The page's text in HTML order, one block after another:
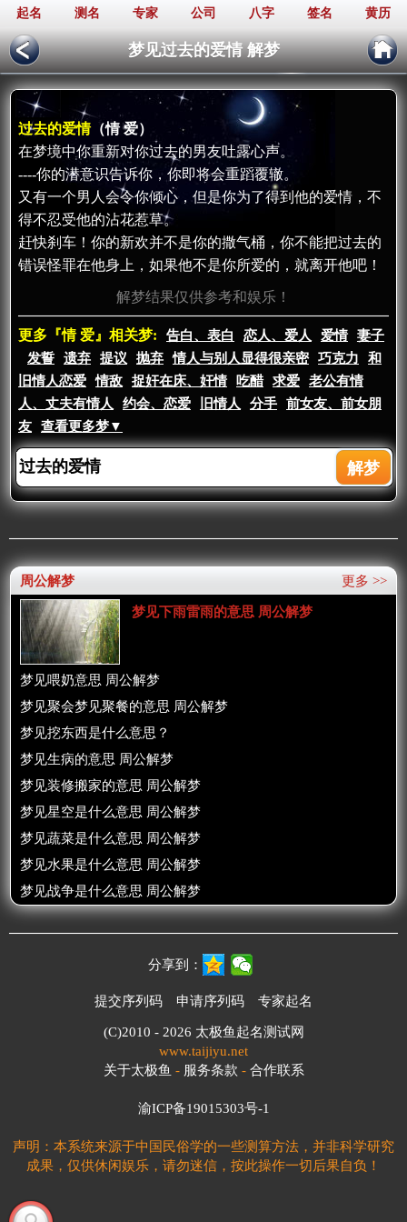
起名 测名 专家 公司 八字 签名 黄历
梦见过去的爱情 解梦
过去的爱情（情 爱）
在梦境中你重新对你过去的男友吐露心声。
----你的潜意识告诉你，你即将会重蹈覆辙。
又有一个男人会令你倾心，但是你为了得到他的爱情，不
得不忍受他的沾花惹草。
赶快刹车！你的新欢并不是你的撒气桶，你不能把过去的
错误怪罪在他身上，如果他不是你所爱的，就离开他吧！
解梦结果仅供参考和娱乐！
更多『情 爱』相关梦: 告白、表白 恋人、爱人 爱情
妻子
发誓
遗弃 提议 抛弃 情人与别人显得很亲密 巧克力
和
旧情人恋爱
情敌 捉奸在床、奸情 吃醋 求爱
老公有情
人、丈夫有情人
约会、恋爱 旧情人 分手
前女友、前女朋
友
查看更多梦▼
更多 >>
周公解梦
梦见下雨雷雨的意思 周公解梦
梦见喂奶意思 周公解梦
梦见聚会梦见聚餐的意思 周公解梦
梦见挖东西是什么意思？
梦见生病的意思 周公解梦
梦见装修搬家的意思 周公解梦
梦见星空是什么意思 周公解梦
梦见蔬菜是什么意思 周公解梦
梦见水果是什么意思 周公解梦
梦见战争是什么意思 周公解梦
分享到：
提交序列码 申请序列码 专家起名
(C)2010 - 2026 太极鱼起名测试网
www.taijiyu.net
关于太极鱼 - 服务条款 - 合作联系
渝ICP备19015303号-1
声明：本系统来源于中国民俗学的一些测算方法，并非科学研究
成果，仅供休闲娱乐，请勿迷信，按此操作一切后果自负！